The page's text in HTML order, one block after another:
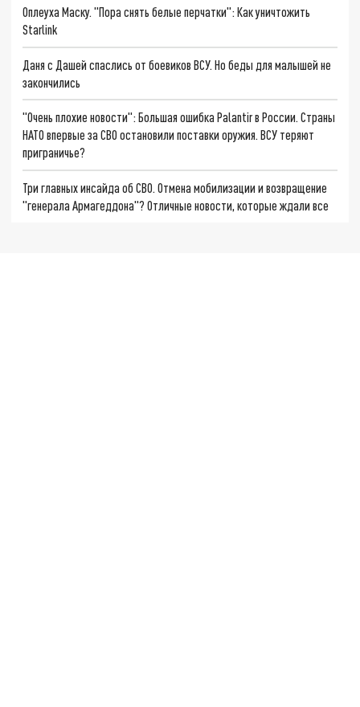
Оплеуха Маску. "Пора снять белые перчатки": Как уничтожить
Starlink
Даня с Дашей спаслись от боевиков ВСУ. Но беды для малышей не
закончились
"Очень плохие новости": Большая ошибка Palantir в России. Страны
НАТО впервые за СВО остановили поставки оружия. ВСУ теряют
приграничье?
Три главных инсайда об СВО. Отмена мобилизации и возвращение
"генерала Армагеддона"? Отличные новости, которые ждали все